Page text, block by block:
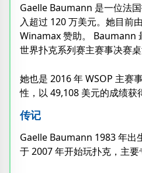
Gaelle Baumann 是一位法
入超过 120 万美元。她目前
Winamax 赞助。 Baumann
世界扑克系列赛主赛事决赛桌
她也是 2016 年 WSOP 主赛
性，以 49,108 美元的成绩获
传记
Gaelle Baumann 1983 年出
于 2007 年开始玩扑克，主要